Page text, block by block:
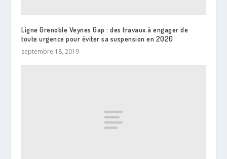
Ligne Grenoble Veynes Gap : des travaux à engager de
toute urgence pour éviter sa suspension en 2020
septembre 18, 2019